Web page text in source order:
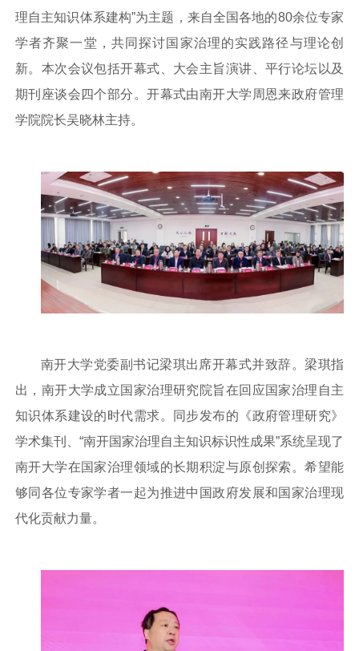
理自主知识体系建构”为主题，来自全国各地的80余位专家
学者齐聚一堂，共同探讨国家治理的实践路径与理论创
新。本次会议包括开幕式、大会主旨演讲、平行论坛以及
期刊座谈会四个部分。开幕式由南开大学周恩来政府管理
学院院长吴晓林主持。
南开大学党委副书记梁琪出席开幕式并致辞。梁琪指
出，南开大学成立国家治理研究院旨在回应国家治理自主
知识体系建设的时代需求。同步发布的《政府管理研究》
学术集刊、“南开国家治理自主知识标识性成果”系统呈现了
南开大学在国家治理领域的长期积淀与原创探索。希望能
够同各位专家学者一起为推进中国政府发展和国家治理现
代化贡献力量。